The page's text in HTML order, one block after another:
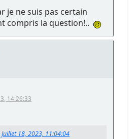
je ne suis pas certain
compris la question!..
14:26:33
18, 2023, 11:04:04